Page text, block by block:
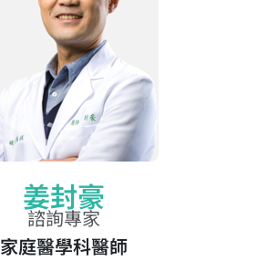
姜封豪
諮詢專家
家庭醫學科醫師